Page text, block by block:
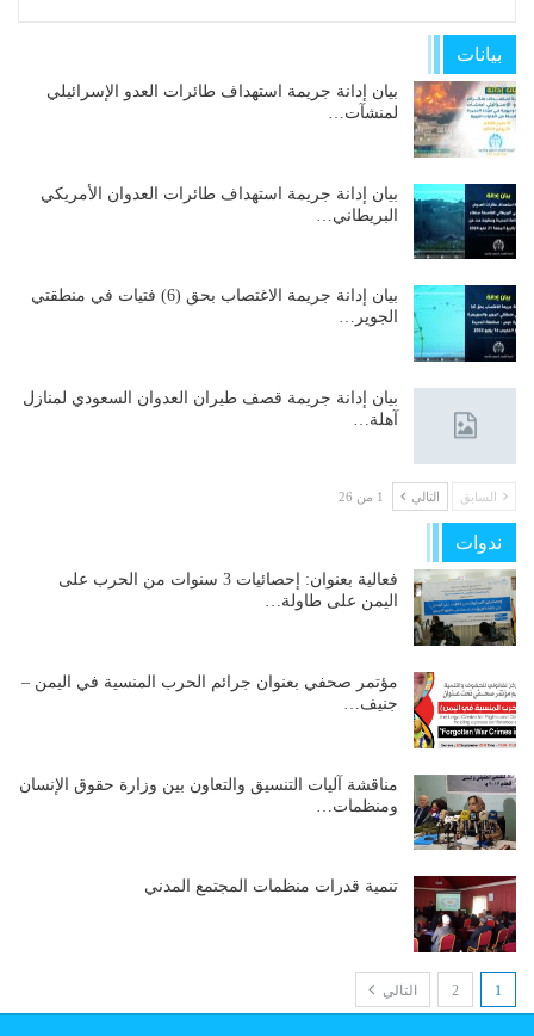
بيانات
بيان إدانة جريمة استهداف طائرات العدو الإسرائيلي
لمنشآت…
بيان إدانة جريمة استهداف طائرات العدوان الأمريكي
البريطاني…
بيان إدانة جريمة الاغتصاب بحق (6) فتيات في منطقتي
الجوير…
بيان إدانة جريمة قصف طيران العدوان السعودي لمنازل
آهلة…
السابق التالي 1 من 26
ندوات
فعالية بعنوان: إحصائيات 3 سنوات من الحرب على
اليمن على طاولة…
مؤتمر صحفي بعنوان جرائم الحرب المنسية في اليمن –
جنيف…
مناقشة آليات التنسيق والتعاون بين وزارة حقوق الإنسان
ومنظمات…
تنمية قدرات منظمات المجتمع المدني
1
2 التالي